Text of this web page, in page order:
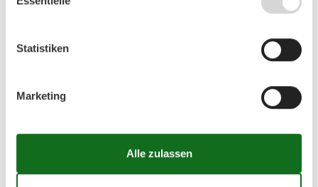
Schlafzimmer
Schlafzimmer
Entfernungen
Entfernung Meer
Entfernung Restaurant300 m
Statistiken
Marketing